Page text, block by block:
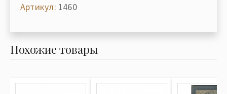
Артикул: 1460
Похожие товары